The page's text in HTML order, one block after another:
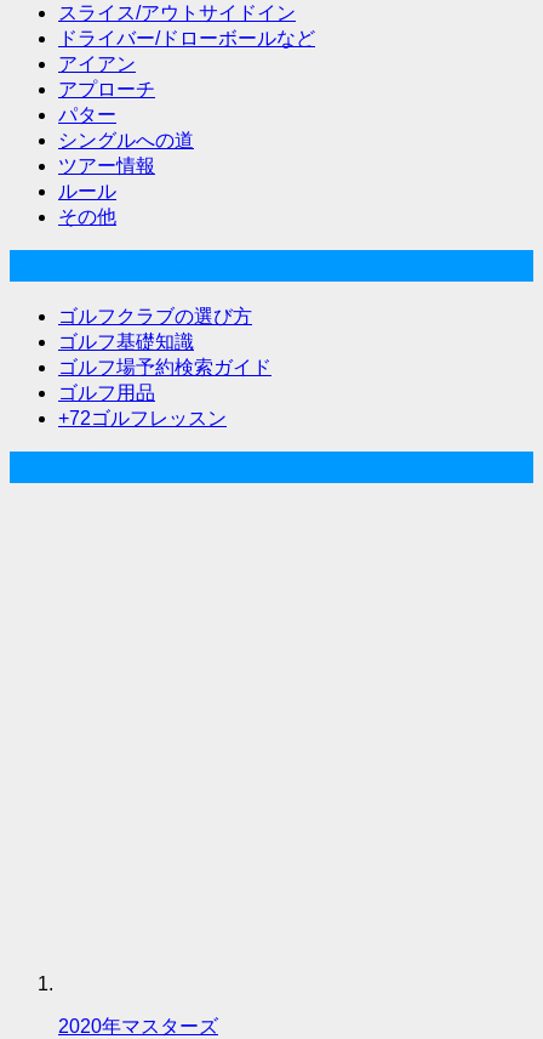
スライス/アウトサイドイン
ドライバー/ドローボールなど
アイアン
アプローチ
パター
シングルへの道
ツアー情報
ルール
その他
ゴルフクラブの選び方
ゴルフ基礎知識
ゴルフ場予約検索ガイド
ゴルフ用品
+72ゴルフレッスン
2020年マスターズ